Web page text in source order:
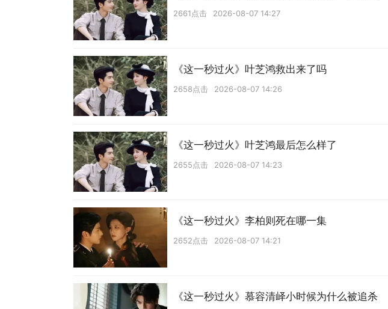
2661点击 2026-08-07 14:27
《这一秒过火》叶芝鸿救出来了吗
2658点击 2026-08-07 14:26
《这一秒过火》叶芝鸿最后怎么样了
2655点击 2026-08-07 14:23
《这一秒过火》李柏则死在哪一集
2652点击 2026-08-07 14:21
《这一秒过火》慕容清峄小时候为什么被追杀